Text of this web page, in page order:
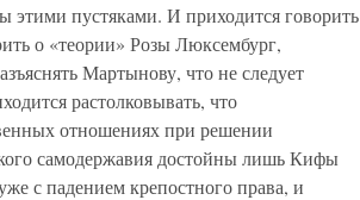
этими пустяками. И приходится говорить
о «теории» Розы Люксембург,
Мартынову, что не следует
растолковывать, что
отношениях при решении
самодержавия достойны лишь Кифы
с падением крепостного права, и